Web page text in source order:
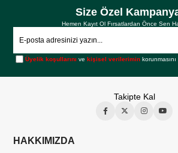
Size Özel
Hemen Kayıt Ol Fırsatlardan Önce Sen
Üyelik koşullarını vekişisel verilerimin
Takipte Kal
HAKKIMIZDA